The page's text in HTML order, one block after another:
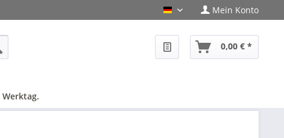
PHF-Shop Deutsch
Mein Konto
0,00 € *